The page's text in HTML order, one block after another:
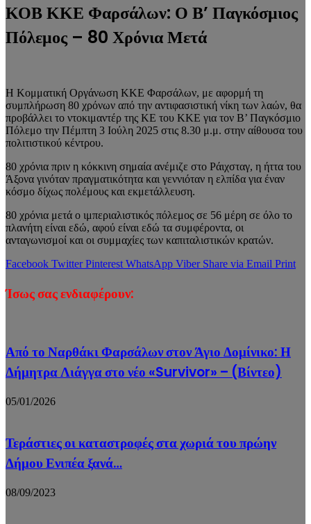
ΚΟΒ ΚΚΕ Φαρσάλων: Ο Β’ Παγκόσμιος
Πόλεμος – 80 Χρόνια Μετά
Η Κομματική Οργάνωση ΚΚΕ Φαρσάλων, με αφορμή τη
συμπλήρωση 80 χρόνων από την αντιφασιστική νίκη των λαών, θα
προβάλλει το ντοκιμαντέρ της ΚΕ του ΚΚΕ για τον Β’ Παγκόσμιο
Πόλεμο την Πέμπτη 3 Ιούλη 2025 στις 8.30 μ.μ. στην αίθουσα του
πολιτιστικού κέντρου.
80 χρόνια πριν η κόκκινη σημαία ανέμιζε στο Ράιχσταγ, η ήττα του
Άξονα γινόταν πραγματικότητα και γεννιόταν η ελπίδα για έναν
κόσμο δίχως πολέμους και εκμετάλλευση.
80 χρόνια μετά ο ιμπεριαλιστικός πόλεμος σε 56 μέρη σε όλο το
πλανήτη είναι εδώ, αφού είναι εδώ τα συμφέροντα, οι
ανταγωνισμοί και οι συμμαχίες των καπιταλιστικών κρατών.
Facebook Twitter Pinterest WhatsApp Viber Share via Email Print
Ίσως σας ενδιαφέρουν:
Από το Ναρθάκι Φαρσάλων στον Άγιο Δομίνικο: Η
Δήμητρα Λιάγγα στο νέο «Survivor» – (Βίντεο)
05/01/2026
Τεράστιες οι καταστροφές στα χωριά του πρώην
Δήμου Ενιπέα ξανά…
08/09/2023